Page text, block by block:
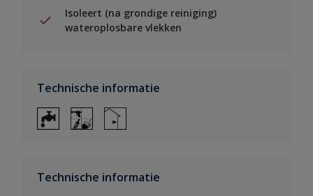
Isoleert (na grondige reiniging)
wateroplosbare vlekken
Technische informatie
Technische informatie